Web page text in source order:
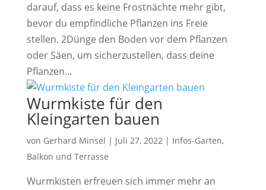
darauf, dass es keine Frostnächte mehr gibt,
bevor du empfindliche Pflanzen ins Freie
stellen. 2Dünge den Boden vor dem Pflanzen
oder Säen, um sicherzustellen, dass deine
Pflanzen...
Wurmkiste für den
Kleingarten bauen
von Gerhard Minsel | Juli 27, 2022| Infos-Garten,
Balkon und Terrasse
Wurmkisten erfreuen sich immer mehr an